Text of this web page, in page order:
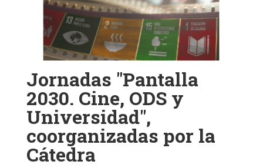
Jornadas "Pantalla
2030. Cine, ODS y
Universidad",
coorganizadas por la
Cátedra